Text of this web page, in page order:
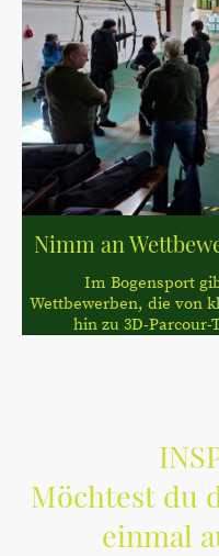
Nimm an
Im Bogensport
Wettbewerben, die von
hin zu 3D-
Möchtest du
einmal